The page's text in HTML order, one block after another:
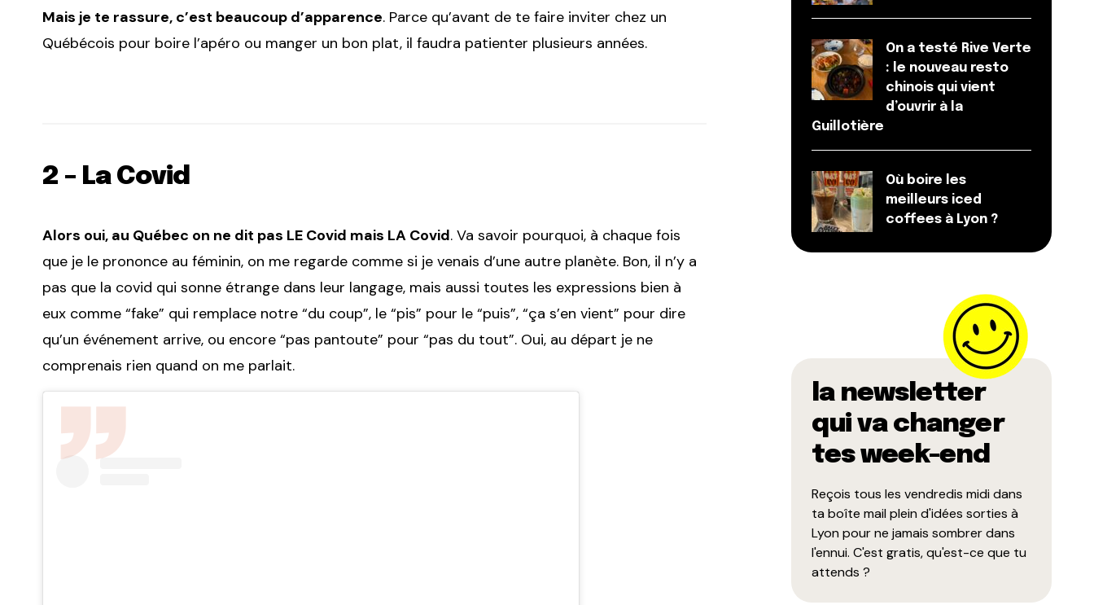
Mais je te rassure, c’est beaucoup d’apparence. Parce qu’avant de te faire inviter chez un
Québécois pour boire l’apéro ou manger un bon plat, il faudra patienter plusieurs années.
2 – La Covid
Alors oui, au Québec on ne dit pas LE Covid mais LA Covid. Va savoir pourquoi, à chaque fois
que je le prononce au féminin, on me regarde comme si je venais d’une autre planète. Bon, il n’y a
pas que la covid qui sonne étrange dans leur langage, mais aussi toutes les expressions bien à
eux comme “fake” qui remplace notre “du coup”, le “pis” pour le “puis”, “ça s’en vient” pour dire
qu’un événement arrive, ou encore “pas pantoute” pour “pas du tout”. Oui, au départ je ne
comprenais rien quand on me parlait.
On a testé Rive Verte
: le nouveau resto
chinois qui vient
d’ouvrir à la
Guillotière
Où boire les
meilleurs iced
coffees à Lyon ?
la newsletter
qui va changer
tes week-end
Reçois tous les vendredis midi dans
ta boîte mail plein d'idées sorties à
Lyon pour ne jamais sombrer dans
l'ennui. C'est gratis, qu'est-ce que tu
attends ?